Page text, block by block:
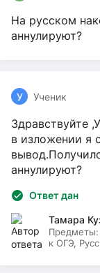
На русском
аннулируют?
У Ученик
Здравствуйте
в изложении я
аннулируют?
Ответ дан
Тамара
Предметы:
к ОГЭ,